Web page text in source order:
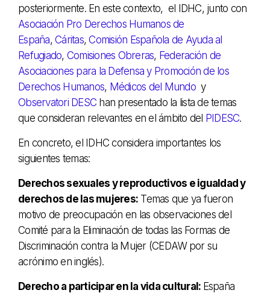
posteriormente. En este contexto, el IDHC, junto con
Asociación Pro Derechos Humanos de
España, Cáritas,Comisión Española de Ayuda al
Refugiado, Comisiones Obreras, Federación de
Asociaciones para la Defensa y Promoción de los
Derechos Humanos, Médicos del Mundo y
Observatori DESC han presentado la lista de temas
que consideran relevantes en el ámbito del PIDESC.
En concreto, el IDHC considera importantes los
siguientes temas:
Derechos sexuales y reproductivos e igualdad y
derechos de las mujeres: Temas que ya fueron
motivo de preocupación en las observaciones del
Comité para la Eliminación de todas las Formas de
Discriminación contra la Mujer (CEDAW por su
acrónimo en inglés).
Derecho a participar en la vida cultural: España